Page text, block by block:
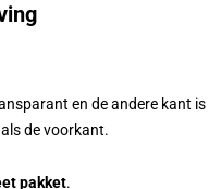
en de andere kant is
de voorkant.
pakket.